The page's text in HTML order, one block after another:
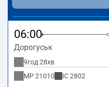
06:00
Дорогуськ
9год 28хв
MP21010 IC2802